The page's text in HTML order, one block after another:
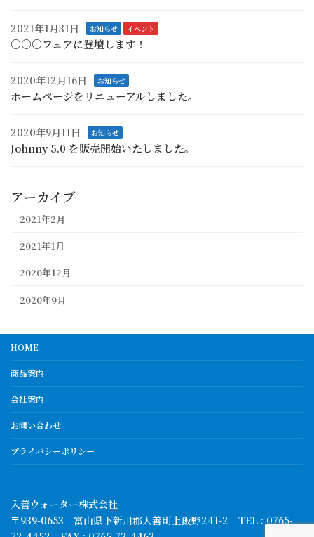
2021年1月31日 お知らせ イベント
○○○フェアに登壇します！
2020年12月16日 お知らせ
ホームページをリニューアルしました。
2020年9月11日 お知らせ
Johnny 5.0 を販売開始いたしました。
アーカイブ
2021年2月
2021年1月
2020年12月
2020年9月
HOME
商品案内
会社案内
お問い合わせ
プライバシーポリシー
入善ウォーター株式会社
〒939-0653 富山県下新川郡入善町上飯野241-2 TEL : 0765-